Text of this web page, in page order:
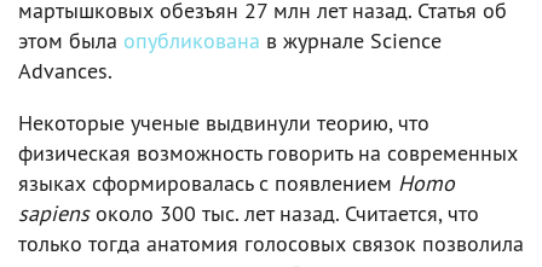
мартышковых обезъян 27 млн лет назад. Статья об
этом была опубликована в журнале Science
Advances.
Некоторые ученые выдвинули теорию, что
физическая возможность говорить на современных
языках сформировалась с появлением Homo
sapiensоколо 300 тыс. лет назад. Считается, что
только тогда анатомия голосовых связок позволила